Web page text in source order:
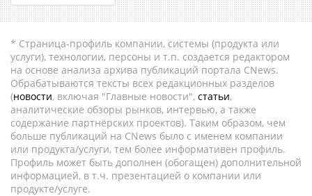
* Страница-профиль компании, системы (продукта или
услуги), технологии, персоны и т.п. создается редактором
на основе анализа архива публикаций портала CNews.
Обрабатываются тексты всех редакционных разделов
(новости, включая "Главные новости", статьи,
аналитические обзоры рынков, интервью, а также
содержание партнёрских проектов). Таким образом, чем
больше публикаций на CNews было с именем компании
или продукта/услуги, тем более информативен профиль.
Профиль может быть дополнен (обогащен) дополнительной
информацией, в т.ч. презентацией о компании или
продукте/услуге.